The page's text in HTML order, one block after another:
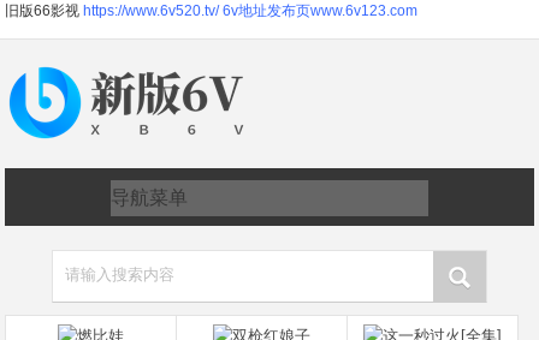
旧版66影视 https://www.6v520.tv/ 6v地址发布页www.6v123.com
请输入搜索内容